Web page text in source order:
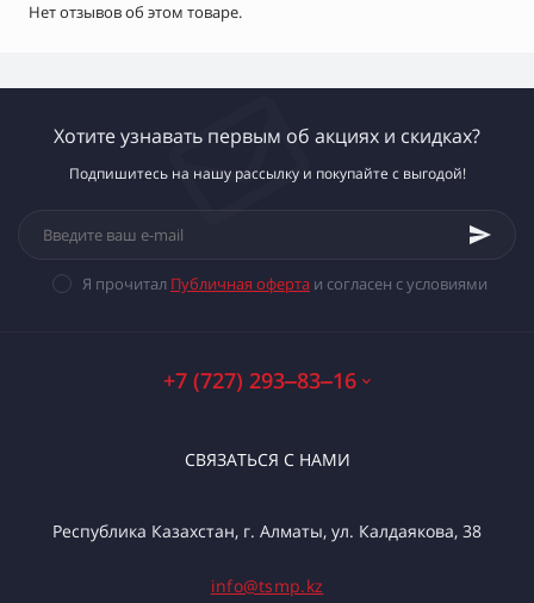
Нет отзывов об этом товаре.
Хотите узнавать первым об акциях и скидках?
Подпишитесь на нашу рассылку и покупайте с выгодой!
Я прочитал Публичная оферта и согласен с условиями
+7 (727) 293‒83‒16
СВЯЗАТЬСЯ С НАМИ
Республика Казахстан, г. Алматы, ул. Калдаякова, 38
info@tsmp.kz